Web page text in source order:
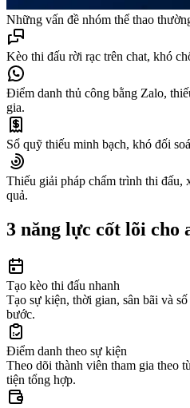
Những vấn đề nhóm thể thao
Kèo thi đấu rời rạc trên chat, khó
Điểm danh thủ công bằng Zalo,
gia.
Sổ quỹ thiếu minh bạch, khó đối
Thiếu giải pháp chấm trình thi đấu,
quả.
3 năng lực cốt lõi cho
Tạo kèo thi đấu nhanh
Tạo sự kiện, thời gian, sân bãi và
bước.
Điểm danh theo sự kiện
Theo dõi thành viên tham gia theo
tiện tổng hợp.